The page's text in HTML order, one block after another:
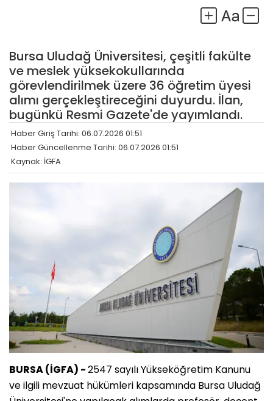
Bursa Uludağ Üniversitesi, çeşitli fakülte
ve meslek yüksekokullarında
görevlendirilmek üzere 36 öğretim üyesi
alımı gerçekleştireceğini duyurdu. İlan,
bugünkü Resmi Gazete'de yayımlandı.
Haber Giriş Tarihi: 06.07.2026 01:51
Haber Güncellenme Tarihi: 06.07.2026 01:51
Kaynak: İGFA
BURSA (İGFA) -2547 sayılı Yükseköğretim Kanunu
ve ilgili mevzuat hükümleri kapsamında Bursa Uludağ